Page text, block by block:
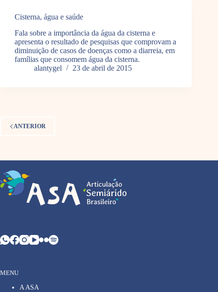
Cisterna, água e saúde
Fala sobre a importância da água da cisterna e
apresenta o resultado de pesquisas que comprovam a
diminuição de casos de doenças como a diarreia, em
famílias que consomem água da cisterna.
alantygel
23 de abril de 2015
ANTERIOR
MENU
A ASA